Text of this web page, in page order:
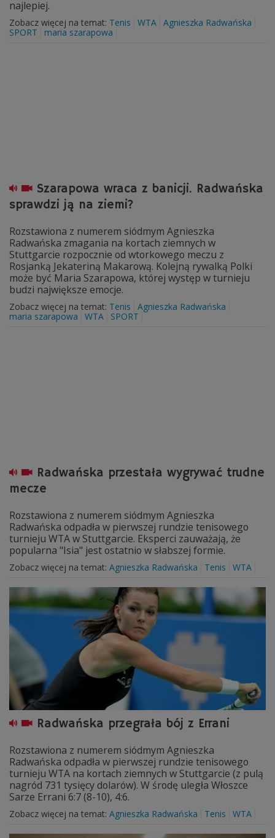
najlepiej.
Zobacz więcej na temat: Tenis WTA Agnieszka Radwańska
SPORT
maria szarapowa
Szarapowa wraca z banicji. Radwańska
sprawdzi ją na ziemi?
Rozstawiona z numerem siódmym Agnieszka
Radwańska zmagania na kortach ziemnych w
Stuttgarcie rozpocznie od wtorkowego meczu z
Rosjanką Jekateriną Makarową. Kolejną rywalką Polki
może być Maria Szarapowa, której występ w turnieju
budzi największe emocje.
Zobacz więcej na temat: Tenis
Agnieszka Radwańska
maria szarapowa
WTA SPORT
Radwańska przestała wygrywać trudne
mecze
Rozstawiona z numerem siódmym Agnieszka
Radwańska odpadła w pierwszej rundzie tenisowego
turnieju WTA w Stuttgarcie. Eksperci zauważają, że
popularna "Isia" jest ostatnio w słabszej formie.
Zobacz więcej na temat: Agnieszka Radwańska Tenis WTA
Radwańska przegrała bój z Errani
Rozstawiona z numerem siódmym Agnieszka
Radwańska odpadła w pierwszej rundzie tenisowego
turnieju WTA na kortach ziemnych w Stuttgarcie (z pulą
nagród 731 tysięcy dolarów). W środę uległa Włoszce
Sarze Errani 6:7 (8-10), 4:6.
Zobacz więcej na temat: Agnieszka Radwańska Tenis WTA